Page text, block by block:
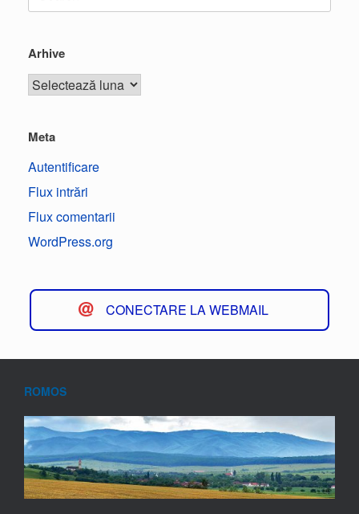
Arhive
Meta
Autentificare
Flux intrări
Flux comentarii
WordPress.org
CONECTARE LA WEBMAIL
ROMOS